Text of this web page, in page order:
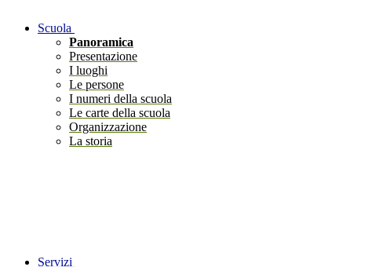
Scuola
Panoramica
Presentazione
I luoghi
Le persone
I numeri della scuola
Le carte della scuola
Organizzazione
La storia
Servizi